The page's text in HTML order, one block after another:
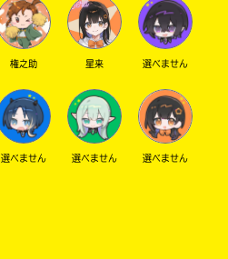
権之助 星来 選べません
選べません 選べません 選べません